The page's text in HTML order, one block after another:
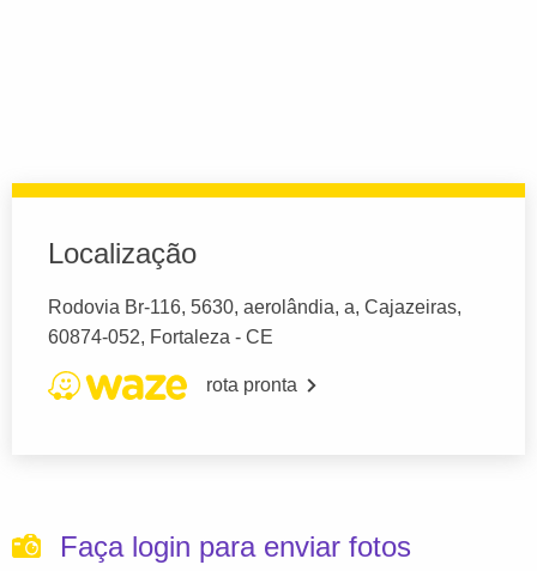
Localização
Rodovia Br-116, 5630, aerolândia, a, Cajazeiras,
60874-052, Fortaleza - CE
rota pronta
Faça login para enviar fotos